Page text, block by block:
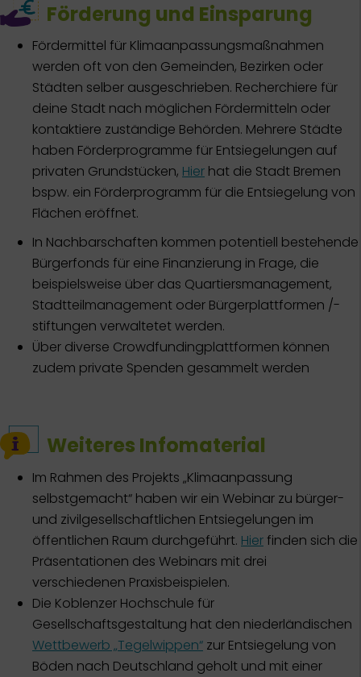
Förderung und Einsparung
Fördermittel für Klimaanpassungsmaßnahmen
werden oft von den Gemeinden, Bezirken oder
Städten selber ausgeschrieben. Recherchiere für
deine Stadt nach möglichen Fördermitteln oder
kontaktiere zuständige Behörden. Mehrere Städte
haben Förderprogramme für Entsiegelungen auf
privaten Grundstücken, Hier hat die Stadt Bremen
bspw. ein Förderprogramm für die Entsiegelung von
Flächen eröffnet.
In Nachbarschaften kommen potentiell bestehende
Bürgerfonds für eine Finanzierung in Frage, die
beispielsweise über das Quartiersmanagement,
Stadtteilmanagement oder Bürgerplattformen /-
stiftungen verwaltetet werden.
Über diverse Crowdfundingplattformen können
zudem private Spenden gesammelt werden
Weiteres Infomaterial
Im Rahmen des Projekts „Klimaanpassung
selbstgemacht“ haben wir ein Webinar zu bürger-
und zivilgesellschaftlichen Entsiegelungen im
öffentlichen Raum durchgeführt. Hierfinden sich die
Präsentationen des Webinars mit drei
verschiedenen Praxisbeispielen.
Die Koblenzer Hochschule für
Gesellschaftsgestaltung hat den niederländischen
Wettbewerb „Tegelwippen“ zur Entsiegelung von
Böden nach Deutschland geholt und mit einer